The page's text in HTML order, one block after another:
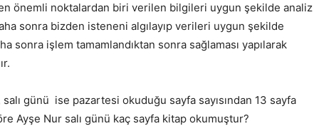
önemli noktalardan biri verilen bilgileri uygun şekilde analiz
sonra bizden isteneni algılayıp verileri uygun şekilde
sonra işlem tamamlandıktan sonra sağlaması yapılarak
günü ise pazartesi okuduğu sayfa sayısından 13 sayfa
Ayşe Nur salı günü kaç sayfa kitap okumuştur?